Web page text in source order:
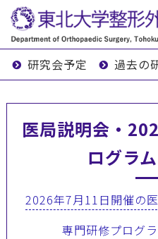
研究会予定 過去の
医局説明会・
ログラ
2026年7月11日開催の
専門研修プログ